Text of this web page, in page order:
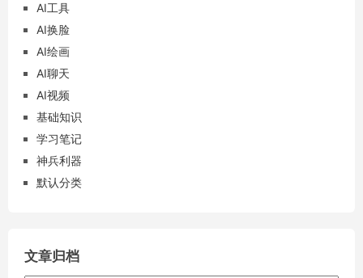
AI工具
AI换脸
AI绘画
AI聊天
AI视频
基础知识
学习笔记
神兵利器
默认分类
文章归档